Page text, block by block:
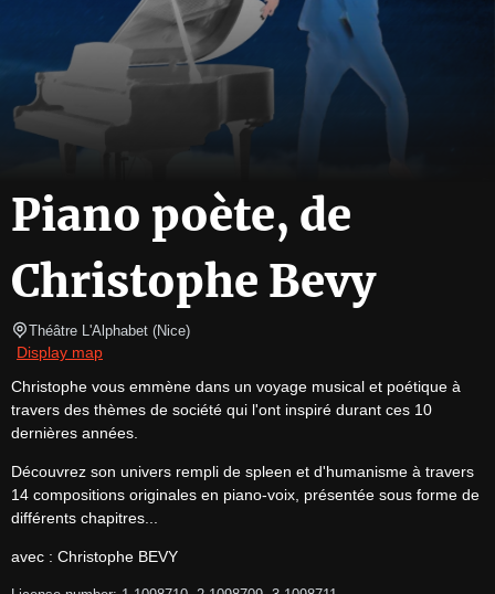
Piano poète, de
Christophe Bevy
Théâtre L'Alphabet (Nice)
Display map
Christophe vous emmène dans un voyage musical et poétique à
travers des thèmes de société qui l'ont inspiré durant ces 10
dernières années.
Découvrez son univers rempli de spleen et d'humanisme à travers
14 compositions originales en piano-voix, présentée sous forme de
différents chapitres...
avec : Christophe BEVY